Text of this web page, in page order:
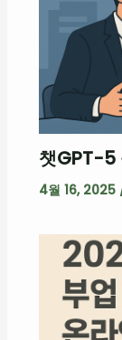
챗GPT-5
4월 16, 2025